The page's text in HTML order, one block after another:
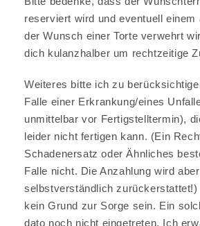
reserviert wird und eventuell einem
der Wunsch einer Torte verwehrt
dich kulanzhalber um rechtzeitige
Weiteres bitte ich zu
Falle einer Erkrankung/eines
unmittelbar vor Fertigstelltermin),
leider nicht fertigen kann. (Ein
Schadenersatz oder Ähnliches
Falle nicht. Die Anzahlung wird aber
selbstverständlich
kein Grund zur Sorge sein. Ein
dato noch nicht eingetreten. Ich